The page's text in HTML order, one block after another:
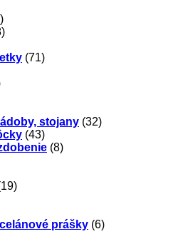
(71)
stojany (32)
(43)
(8)
prášky (6)